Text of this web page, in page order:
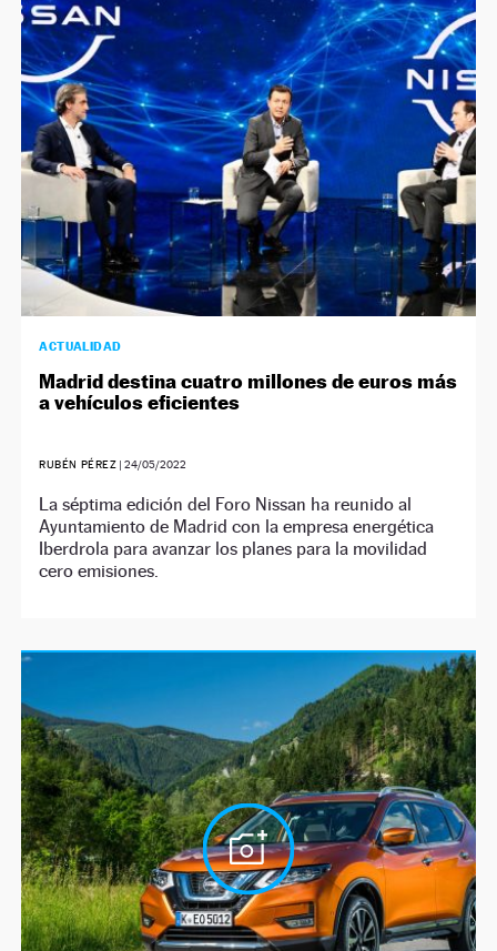
ACTUALIDAD
Madrid destina cuatro millones de euros más
a vehículos eficientes
RUBÉN PÉREZ |24/05/2022
La séptima edición del Foro Nissan ha reunido al
Ayuntamiento de Madrid con la empresa energética
Iberdrola para avanzar los planes para la movilidad
cero emisiones.